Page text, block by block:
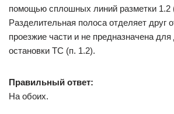
помощью сплошных линий разметки 1.2
Разделительная полоса отделяет друг
проезжие части и не предназначена
остановки ТС (п. 1.2).
Правильный ответ:
На обоих.